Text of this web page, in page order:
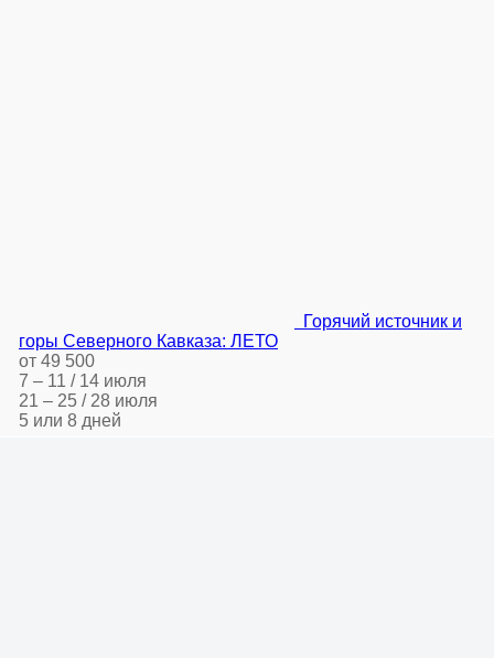
Горячий источник и
горы Северного Кавказа: ЛЕТО
от 49 500
7 – 11 / 14 июля
21 – 25 / 28 июля
5 или 8 дней